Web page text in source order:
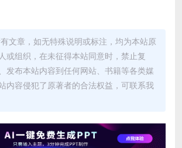
文章，如无特殊说明或标注，均为本站原
或组织，在未征得本站同意时，禁止复
发布本站内容到任何网站、书籍等各类媒
内容侵犯了原著者的合法权益，可联系我